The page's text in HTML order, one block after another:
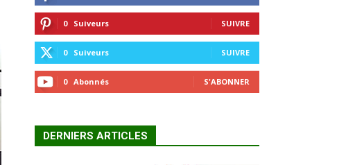
0 Suiveurs SUIVRE
0 Suiveurs SUIVRE
0 Abonnés S'ABONNER
DERNIERS ARTICLES